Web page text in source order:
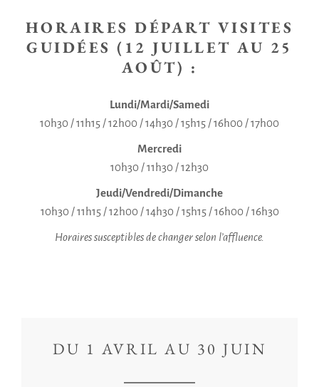
HORAIRES DÉPART VISITES
GUIDÉES (12 JUILLET AU 25
AOÛT) :
Lundi/Mardi/Samedi
10h30 / 11h15 / 12h00 / 14h30 / 15h15 / 16h00 / 17h00
Mercredi
10h30 / 11h30 / 12h30
Jeudi/Vendredi/Dimanche
10h30 / 11h15 / 12h00 / 14h30 / 15h15 / 16h00 / 16h30
Horaires susceptibles de changer selon l’affluence.
DU 1 AVRIL AU 30 JUIN